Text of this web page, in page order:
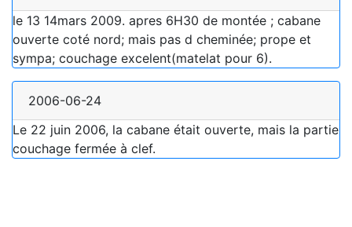
le 13 14mars 2009. apres 6H30 de montée ; cabane
ouverte coté nord; mais pas d cheminée; prope et
sympa; couchage excelent(matelat pour 6).
2006-06-24
Le 22 juin 2006, la cabane était ouverte, mais la partie
couchage fermée à clef.